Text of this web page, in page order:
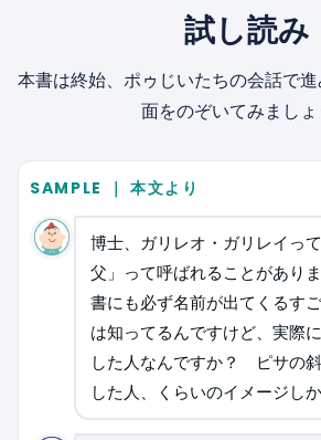
試し読み
本書は終始、ポゥじいたちの会話で
面をのぞいてみましょ
SAMPLE ｜ 本文より
博士、ガリレオ・ガリレイっ
父」って呼ばれることがあり
書にも必ず名前が出てくるす
は知ってるんですけど、実際
した人なんですか？ ピサの
した人、くらいのイメージしか